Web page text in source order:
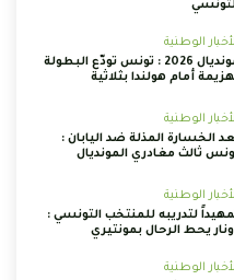
الوطنية
مونديال 2026 : تونس تودّع البطولة
أمام هولندا بثلاثية
الوطنية
الخسارة المذلة ضد اليابان :
ثالث مغادري المونديال
الوطنية
لتدريبه للمنتخب التونسي :
يحط الرحال بمونتيري
الوطنية